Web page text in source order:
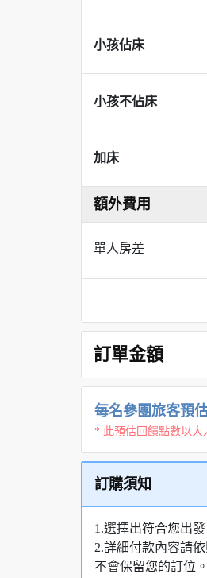
小孩佔床
小孩不佔床
加床
額外費用
單人房差
訂單金額
每名參團旅客預
* 此預估回饋點數以大
訂購須知
1.選擇出符合您出
2.詳細付款內容請
不會保留您的訂位。